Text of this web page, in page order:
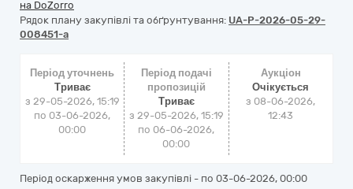
на DoZorro
Рядок плану закупівлі та обґрунтування: UA-P-2026-05-29-
008451-a
Період уточнень
Триває
з 29-05-2026, 15:19
по 03-06-2026,
00:00
Період подачі
пропозицій
Триває
з 29-05-2026, 15:19
по 06-06-2026,
00:00
Аукціон
Очікується
з 08-06-2026,
12:43
Період оскарження умов закупівлі - по 03-06-2026, 00:00